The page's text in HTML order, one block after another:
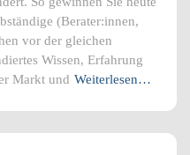
(Berater:innen,
vor der gleichen
Wissen, Erfahrung
Markt und Weiterlesen…